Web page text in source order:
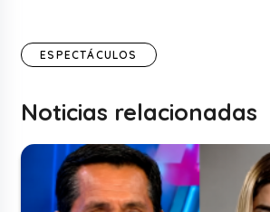
ESPECTÁCULOS
Noticias relacionadas